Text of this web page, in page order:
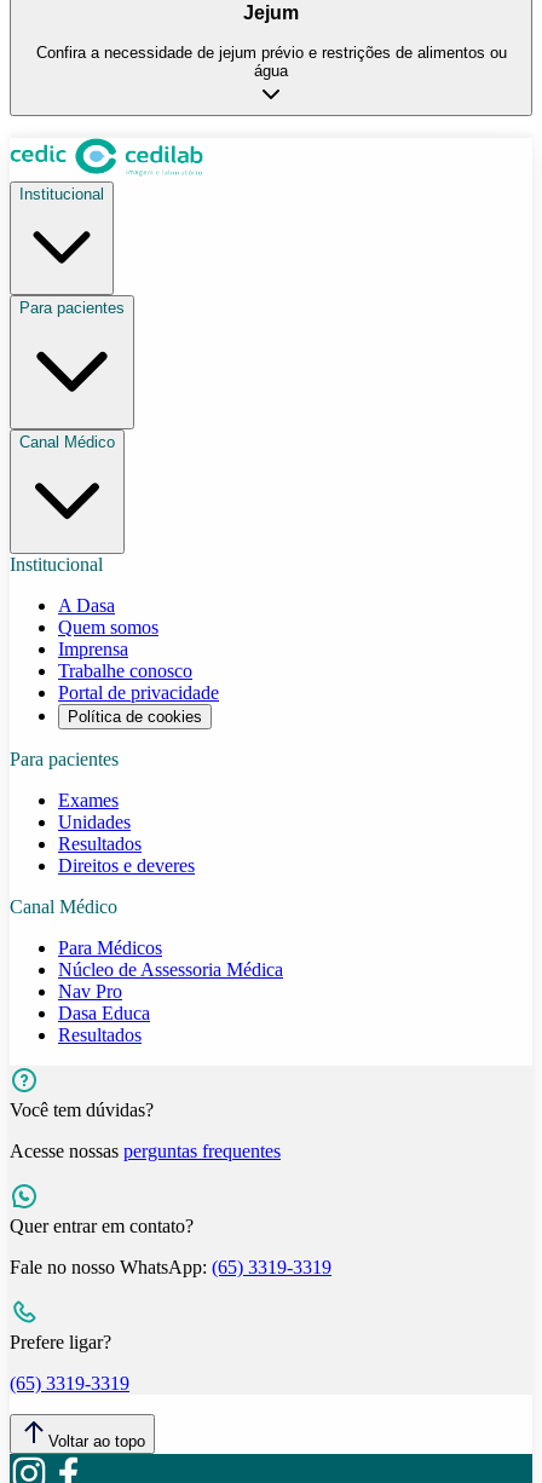
Jejum
Confira a necessidade de jejum prévio e restrições de alimentos ou
água
Institucional
Para pacientes
Canal Médico
Institucional
A Dasa
Quem somos
Imprensa
Trabalhe conosco
Portal de privacidade
Política de cookies
Para pacientes
Exames
Unidades
Resultados
Direitos e deveres
Canal Médico
Para Médicos
Núcleo de Assessoria Médica
Nav Pro
Dasa Educa
Resultados
Você tem dúvidas?
Acesse nossas perguntas frequentes
Quer entrar em contato?
Fale no nosso WhatsApp: (65) 3319-3319
Prefere ligar?
(65) 3319-3319
Voltar ao topo